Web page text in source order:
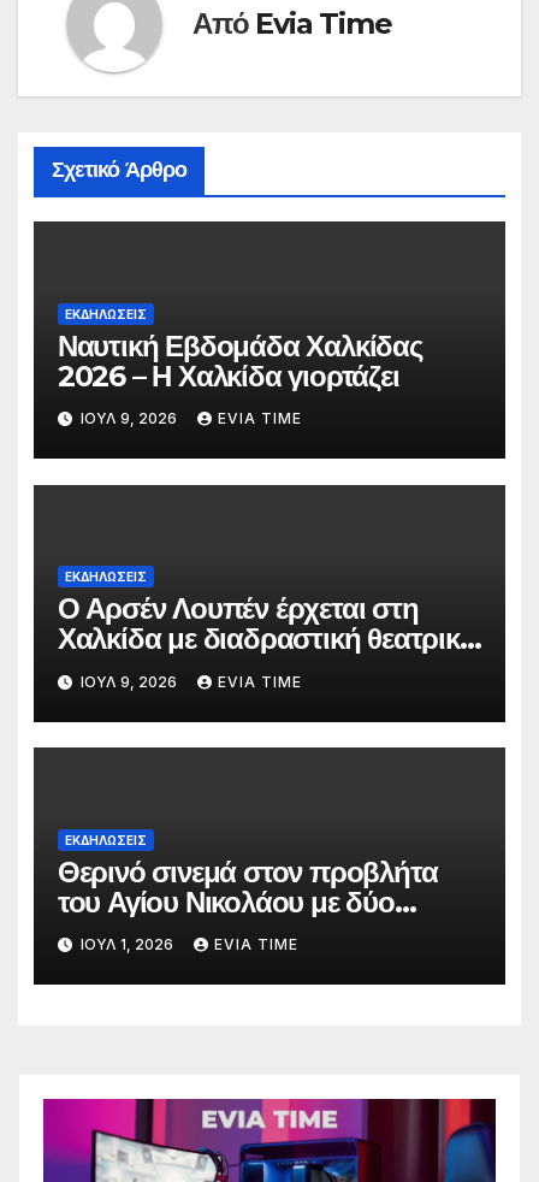
Από Evia Time
Σχετικό Άρθρο
ΕΚΔΗΛΩΣΕΙΣ
Ναυτική Εβδομάδα Χαλκίδας
2026 – Η Χαλκίδα γιορτάζει
ΙΟΎΛ 9, 2026 EVIA TIME
ΕΚΔΗΛΩΣΕΙΣ
Ο Αρσέν Λουπέν έρχεται στη
Χαλκίδα με διαδραστική θεατρική
παράσταση
ΙΟΎΛ 9, 2026 EVIA TIME
ΕΚΔΗΛΩΣΕΙΣ
Θερινό σινεμά στον προβλήτα
του Αγίου Νικολάου με δύο
οικογενειακές ταινίες
ΙΟΎΛ 1, 2026 EVIA TIME